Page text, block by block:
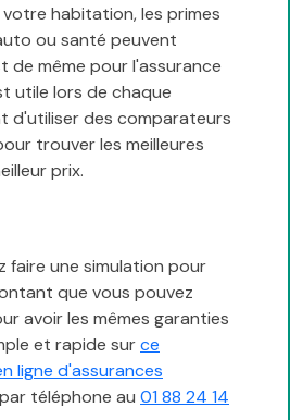
habitation, les primes
ou santé peuvent
de même pour l'assurance
utile lors de chaque
d'utiliser des comparateurs
trouver les meilleures
prix.
faire une simulation pour
que vous pouvez
avoir les mêmes garanties
et rapide surce
ligne d'assurances
téléphone au 01 88 24 14